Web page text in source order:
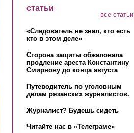
статьи
все статьи
«Следователь не знал, кто есть
кто в этом деле»
Сторона защиты обжаловала
продление ареста Константину
Смирнову до конца августа
Путеводитель по уголовным
делам рязанских журналистов.
Журналист? Будешь сидеть
Читайте нас в «Телеграме»